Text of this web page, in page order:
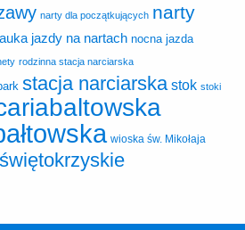
narty dla początkujących narty
jazdy na nartach nocna jazda
rodzinna stacja narciarska
stacja narciarska stok stoki
wioska św. Mikołaja
świętokrzyskie